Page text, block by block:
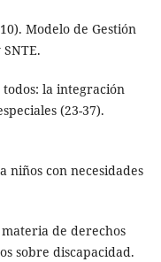
Modelo de Gestión
todos: la integración
(23-37).
niños con necesidades
de derechos
sobre discapacidad.